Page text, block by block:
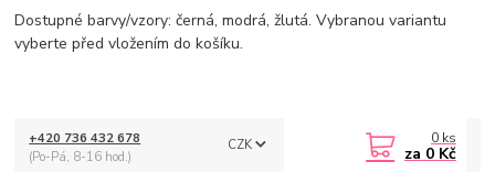
Dostupné barvy/vzory: černá, modrá, žlutá. Vybranou variantu
vyberte před vložením do košíku.
CZK
+420 736 432 678
(Po-Pá, 8-16 hod.)
0 ks
za 0 Kč